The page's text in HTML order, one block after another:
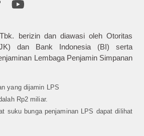
berizin dan diawasi oleh Otoritas
dan Bank Indonesia (BI) serta
Lembaga Penjamin Simpanan
yang dijamin LPS
Rp2 miliar.
suku bunga penjaminan LPS dapat dilihat